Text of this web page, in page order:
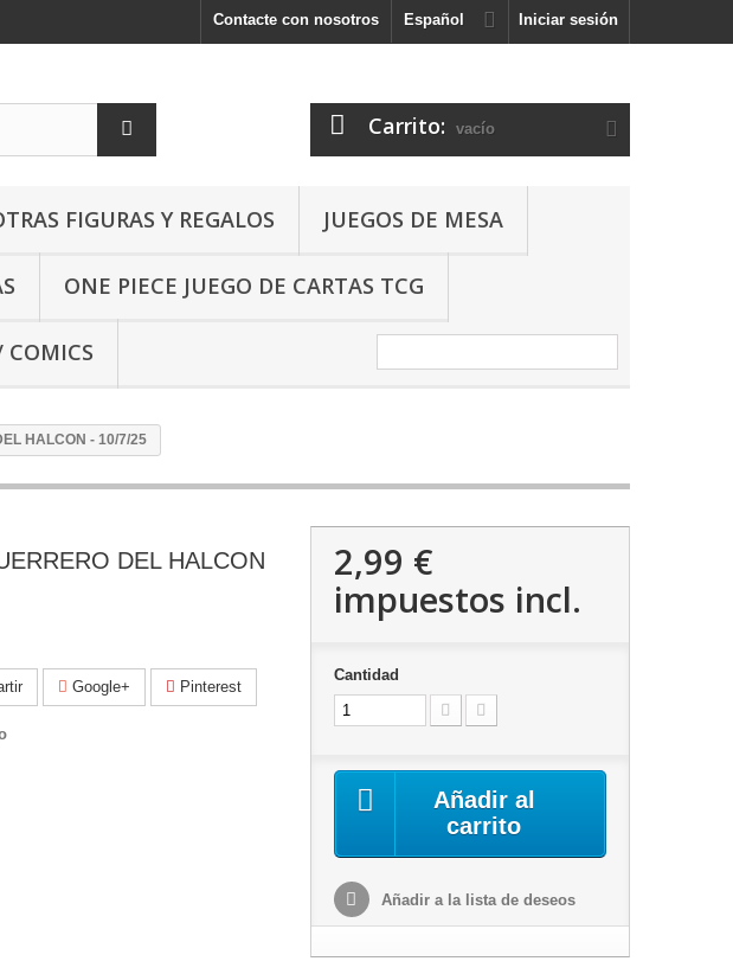
Iniciar sesión
Español
Contacte con nosotros
Carrito: vacío
FIGURAS Y REGALOS JUEGOS DE MESA
ONE PIECE JUEGO DE CARTAS TCG
HALCON - 10/7/25
DEL HALCON
Google+ Pinterest
2,99 €
impuestos incl.
Cantidad
Añadir al
carrito
Añadir a la lista de deseos